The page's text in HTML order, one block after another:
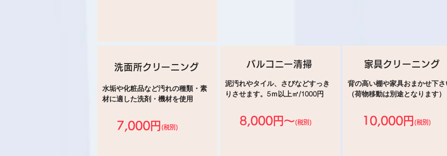
洗面所クリーニング
水垢や化粧品など汚れの種類・素
材に適した洗剤・機材を使用
7,000円 (税別)
バルコニー清掃
泥汚れやタイル、さびなどすっき
りさせます。5ｍ以上㎡/1000円
8,000円～(税別)
家具クリーニング
背の高い棚や家具おまかせ下さ
（荷物移動は別途となります）
10,000円 (税別)